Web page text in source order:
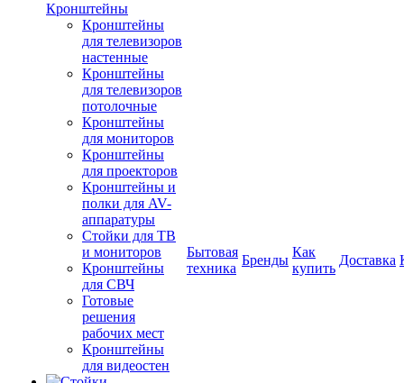
Кронштейны
Кронштейны
для телевизоров
настенные
Кронштейны
для телевизоров
потолочные
Кронштейны
для мониторов
Кронштейны
для проекторов
Кронштейны и
полки для AV-
аппаратуры
Стойки для ТВ
и мониторов
Кронштейны
для СВЧ
Готовые
решения
рабочих мест
Кронштейны
для видеостен
Бытовая
техника
Бренды
Как
купить
Доставка